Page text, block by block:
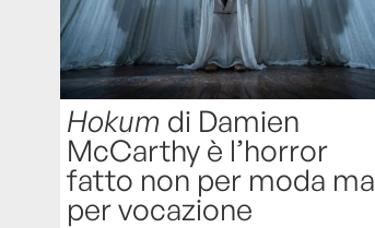
Hokum di Damien
McCarthy è l’horror
fatto non per moda ma
per vocazione